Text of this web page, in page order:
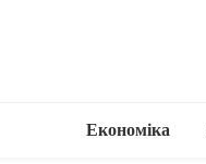
Економіка